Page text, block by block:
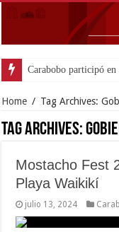
Home / Tag Archives:
Tag Archives:
Mostacho Fest
Playa Waikikí
julio 13, 2024